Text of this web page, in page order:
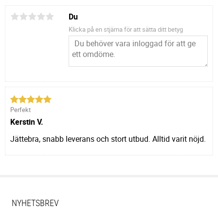
Du
Klicka på en stjärna för att sätta ditt betyg
Perfekt
Kerstin V.
Jättebra, snabb leverans och stort utbud. Alltid varit nöjd.
NYHETSBREV